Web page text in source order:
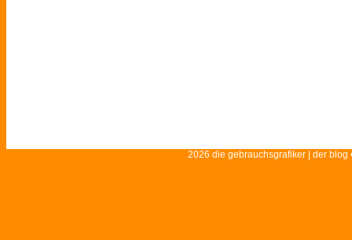
2026 die gebrauchsgrafiker | der blog